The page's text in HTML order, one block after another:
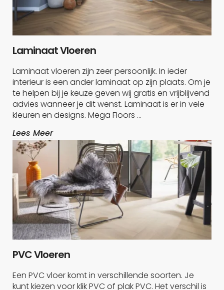
Laminaat Vloeren
Laminaat vloeren zijn zeer persoonlijk. In ieder
interieur is een ander laminaat op zijn plaats. Om je
te helpen bij je keuze geven wij gratis en vrijblijvend
advies wanneer je dit wenst. Laminaat is er in vele
kleuren en designs. Mega Floors …
Lees Meer
PVC Vloeren
Een PVC vloer komt in verschillende soorten. Je
kunt kiezen voor klik PVC of plak PVC. Het verschil is